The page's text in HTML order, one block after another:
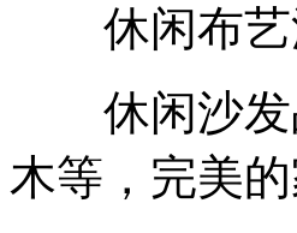
休闲布艺
休闲沙发
木等，完美